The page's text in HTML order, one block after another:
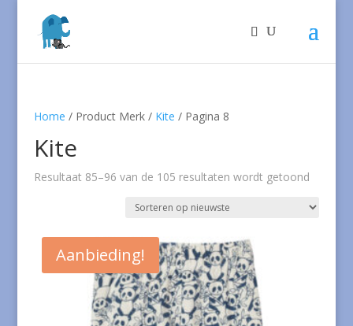
Home / Product Merk / Kite / Pagina 8
Kite
Resultaat 85–96 van de 105 resultaten wordt getoond
Aanbieding!